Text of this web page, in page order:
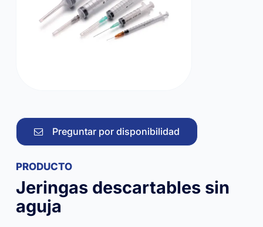
Preguntar por disponibilidad
PRODUCTO
Jeringas descartables sin
aguja